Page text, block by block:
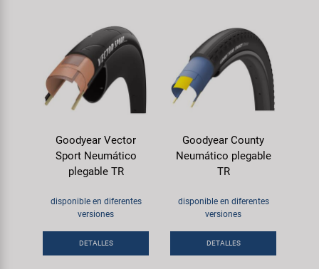
Goodyear Vector
Sport Neumático
plegable TR
disponible en diferentes
versiones
DETALLES
Goodyear County
Neumático plegable
TR
disponible en diferentes
versiones
DETALLES